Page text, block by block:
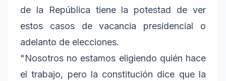
de la República tiene la potestad de ver
estos casos de vacancia presidencial o
adelanto de elecciones.
"Nosotros no estamos eligiendo quién hace
el trabajo, pero la constitución dice que la